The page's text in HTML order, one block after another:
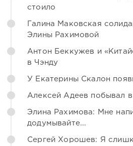
стоило
Галина Маковская
Элины Рахимовой
Антон Беккужев и
в Чэнду
У Екатерины Скалон
Алексей Адеев побывал
Элина Рахимова: Мне
додумывайте...
Сергей Хорошев: Я